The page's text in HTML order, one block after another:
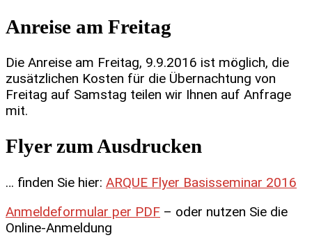
Anreise am Freitag
Die Anreise am Freitag, 9.9.2016 ist möglich, die
zusätzlichen Kosten für die Übernachtung von
Freitag auf Samstag teilen wir Ihnen auf Anfrage
mit.
Flyer zum Ausdrucken
… finden Sie hier: ARQUE Flyer Basisseminar 2016
Anmeldeformular per PDF – oder nutzen Sie die
Online-Anmeldung